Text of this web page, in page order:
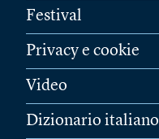
Festival
Privacy e cookie
Video
Dizionario italiano